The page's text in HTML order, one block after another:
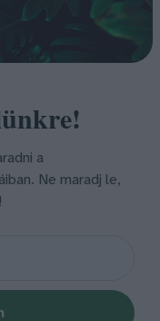
a
Ne maradj le,